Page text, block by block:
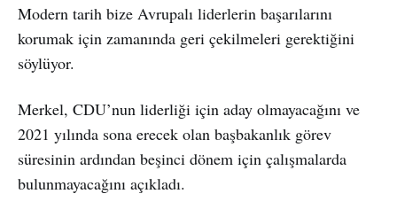
Modern tarih bize Avrupalı liderlerin başarılarını
korumak için zamanında geri çekilmeleri gerektiğini
söylüyor.
Merkel, CDU’nun liderliği için aday olmayacağını ve
2021 yılında sona erecek olan başbakanlık görev
süresinin ardından beşinci dönem için çalışmalarda
bulunmayacağını açıkladı.